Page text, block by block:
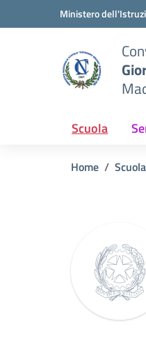
Vai ai contenuti
Vai al menu di navigazione
Ministero
Scuola
Home Scuola